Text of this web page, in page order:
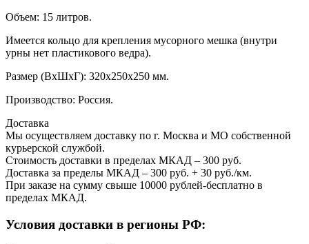
Объем: 15 литров.
Имеется кольцо для крепления мусорного мешка (внутри
урны нет пластикового ведра).
Размер (ВхШхГ): 320х250х250 мм.
Производство: Россия.
Доставка
Мы осуществляем доставку по г. Москва и МО собственной
курьерской службой.
Стоимость доставки в пределах МКАД – 300 руб.
Доставка за пределы МКАД – 300 руб. + 30 руб./км.
При заказе на сумму свыше 10000 рублей-бесплатно в
пределах МКАД.
Условия доставки в регионы РФ: